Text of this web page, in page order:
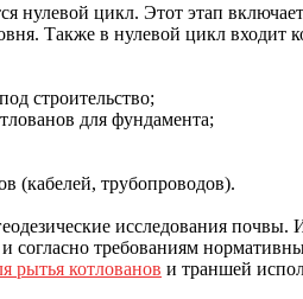
нулевой цикл. Этот этап
Также в нулевой цикл
строительство;
для фундамента;
(кабелей, трубопроводов).
исследования
согласно требованиям
рытья котлованов и траншей